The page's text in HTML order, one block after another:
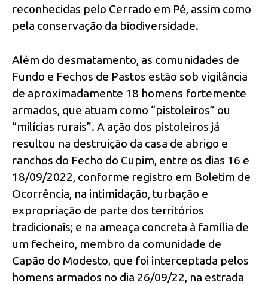
reconhecidas pelo Cerrado em Pé, assim como
pela conservação da biodiversidade.
Além do desmatamento, as comunidades de
Fundo e Fechos de Pastos estão sob vigilância
de aproximadamente 18 homens fortemente
armados, que atuam como “pistoleiros” ou
“milícias rurais”. A ação dos pistoleiros já
resultou na destruição da casa de abrigo e
ranchos do Fecho do Cupim, entre os dias 16 e
18/09/2022, conforme registro em Boletim de
Ocorrência, na intimidação, turbação e
expropriação de parte dos territórios
tradicionais; e na ameaça concreta à família de
um fecheiro, membro da comunidade de
Capão do Modesto, que foi interceptada pelos
homens armados no dia 26/09/22, na estrada